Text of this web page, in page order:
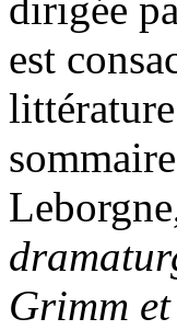
est
Grimm